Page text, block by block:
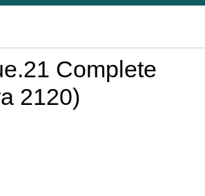
Complete
2120)